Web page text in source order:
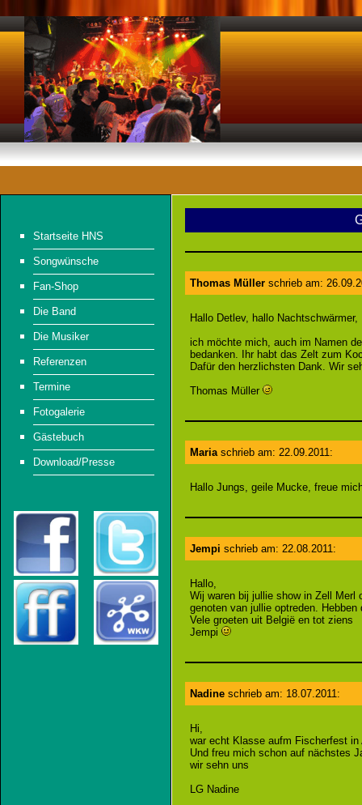
Startseite HNS
Songwünsche
Fan-Shop
Die Band
Die Musiker
Referenzen
Termine
Fotogalerie
Gästebuch
Download/Presse
Thomas Müller schrieb am:
Hallo Detlev, hallo Nachtschwärmer,
ich möchte mich, auch im Namen
bedanken. Ihr habt das Zelt zum
Dafür den herzlichsten Dank. Wir
Thomas Müller
Mariaschrieb am: 22.09.2011:
Hallo Jungs, geile Mucke, freue
Jempi schrieb am: 22.08.2011:
Hallo,
Wij waren bij jullie show in Zell Merl
genoten van jullie optreden.
Vele groeten uit België en tot ziens
Jempi
Nadine schrieb am: 18.07.2011:
Hi,
war echt Klasse aufm Fischerfest in
Und freu mich schon auf nächstes
wir sehn uns
LG Nadine